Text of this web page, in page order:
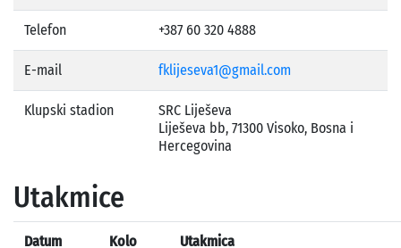
Telefon +387 60 320 4888
E-mail fklijeseva1@gmail.com
Klupski stadion
SRC Liješeva
Liješeva bb, 71300 Visoko, Bosna i
Hercegovina
Utakmice
Datum Kolo Utakmica